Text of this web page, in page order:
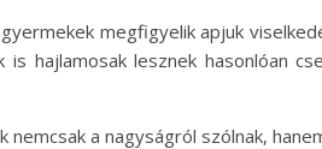
megfigyelik apjuk
hajlamosak lesznek hasonlóan
a nagyságról szólnak,